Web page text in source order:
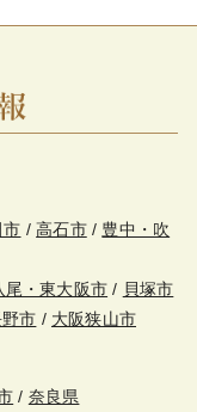
市 /高石市/ 豊中・吹
尾・東大阪市 / 貝塚市
市 / 大阪狭山市
/ 奈良県